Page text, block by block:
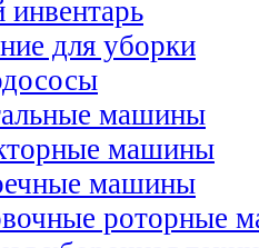
для уборки
машины
машины
машины
роторные